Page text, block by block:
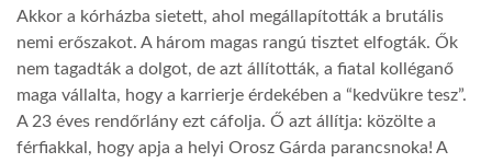
DOBRAVERO.HU
LATIMO.HU
Akkor a kórházba sietett, ahol megállapították a brutális
nemi erőszakot. A három magas rangú tisztet elfogták. Ők
nem tagadták a dolgot, de azt állították, a fiatal kolléganő
maga vállalta, hogy a karrierje érdekében a “kedvükre tesz”.
A 23 éves rendőrlány ezt cáfolja. Ő azt állítja: közölte a
férfiakkal, hogy apja a helyi Orosz Gárda parancsnoka! A